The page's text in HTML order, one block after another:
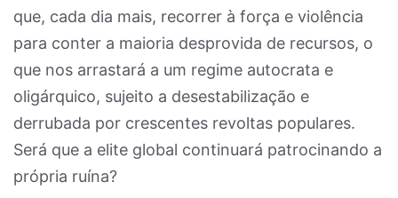
que, cada dia mais, recorrer à força e violência
para conter a maioria desprovida de recursos, o
que nos arrastará a um regime autocrata e
oligárquico, sujeito a desestabilização e
derrubada por crescentes revoltas populares.
Será que a elite global continuará patrocinando a
própria ruína?